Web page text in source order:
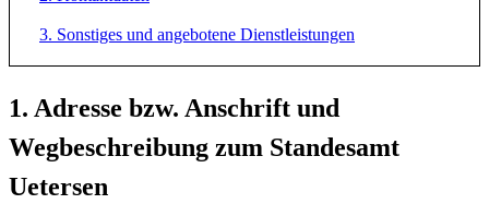
3. Sonstiges und angebotene Dienstleistungen
1. Adresse bzw. Anschrift und
Wegbeschreibung zum Standesamt
Uetersen